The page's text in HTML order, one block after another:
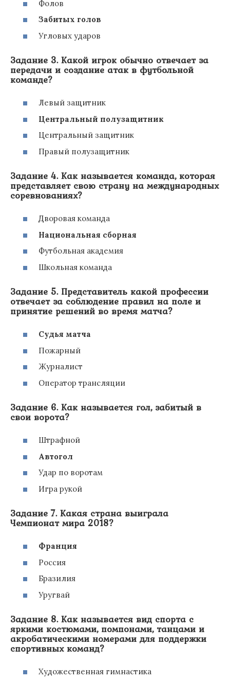
Фолов
Забитых голов
Угловых ударов
Задание 3. Какой игрок обычно отвечает за
передачи и создание атак в футбольной
команде?
Левый защитник
Центральный полузащитник
Центральный защитник
Правый полузащитник
Задание 4. Как называется команда, которая
представляет свою страну на международных
соревнованиях?
Дворовая команда
Национальная сборная
Футбольная академия
Школьная команда
Задание 5. Представитель какой профессии
отвечает за соблюдение правил на поле и
принятие решений во время матча?
Судья матча
Пожарный
Журналист
Оператор трансляции
Задание 6. Как называется гол, забитый в
свои ворота?
Штрафной
Автогол
Удар по воротам
Игра рукой
Задание 7. Какая страна выиграла
Чемпионат мира 2018?
Франция
Россия
Бразилия
Уругвай
Задание 8. Как называется вид спорта с
яркими костюмами, помпонами, танцами и
акробатическими номерами для поддержки
спортивных команд?
Художественная гимнастика